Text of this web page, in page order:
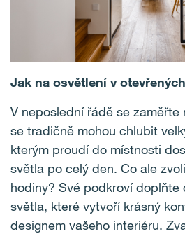
Jak na osvětlení v
V neposlední řádě se zaměřte
se tradičně mohou chlubit
kterým proudí do místnosti
světla po celý den. Co ale
hodiny? Své podkroví doplňte
světla, které vytvoří krásný
designem vašeho interiéru.